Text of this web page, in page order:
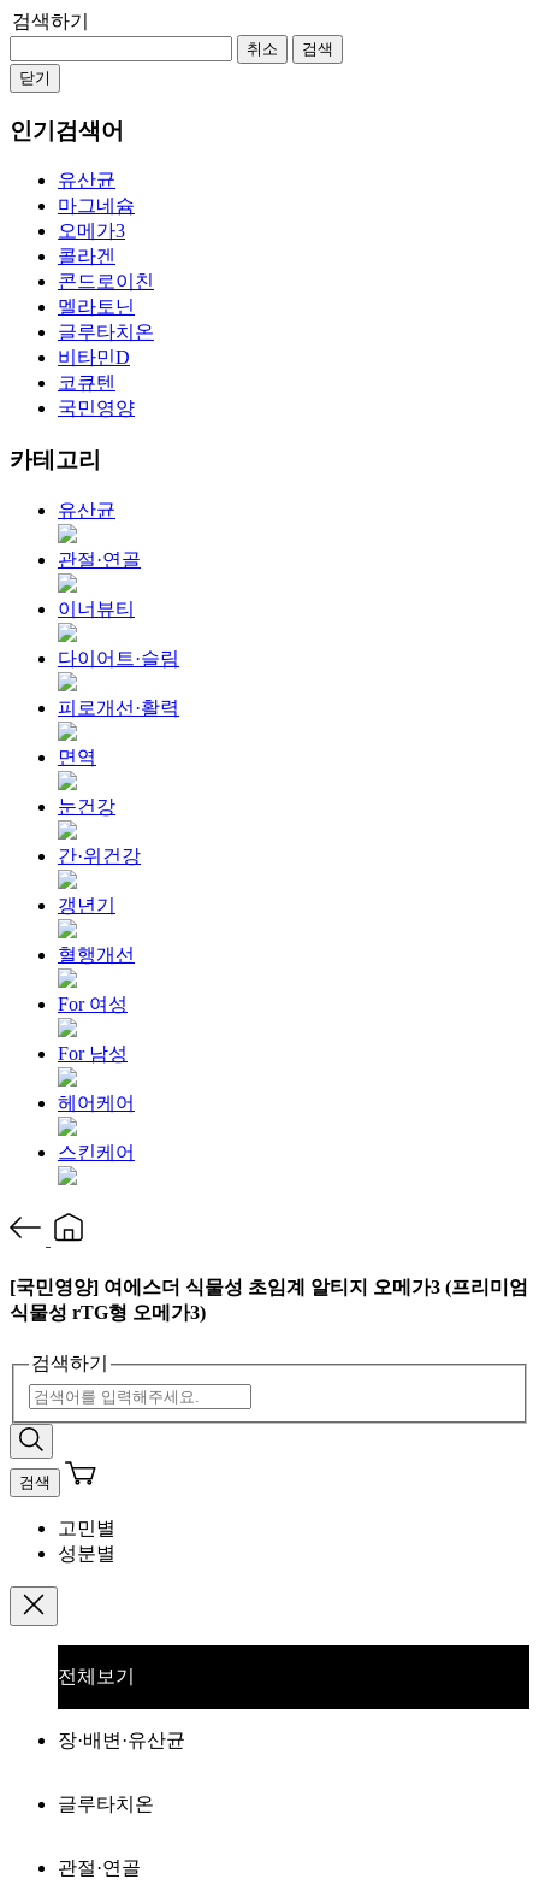
검색하기
취소
검색
닫기
인기검색어
유산균
마그네슘
오메가3
콜라겐
콘드로이친
멜라토닌
글루타치온
비타민D
코큐텐
국민영양
카테고리
유산균
관절·연골
이너뷰티
다이어트·슬림
피로개선·활력
면역
눈건강
간·위건강
갱년기
혈행개선
For 여성
For 남성
헤어케어
스킨케어
[국민영양] 여에스더 식물성 초임계 알티지 오메가3 (프리미엄
식물성 rTG형 오메가3)
검색하기
검색
고민별
성분별
전체보기
장·배변·유산균
글루타치온
관절·연골